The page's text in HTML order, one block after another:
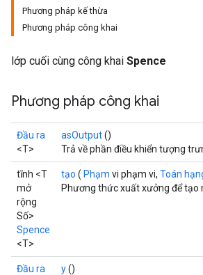
Phương pháp kế thừa
Phương pháp công khai
lớp cuối cùng công khai Spence
Phương pháp công khai
Đầu ra
<T>
asOutput()
Trả về phần điều khiển tượng
tĩnh <T
mở
rộng
Số>
Spence
<T>
tạo ( Phạm vi phạm vi, Toán
Phương thức xuất xưởng để
Đầu ra
y()